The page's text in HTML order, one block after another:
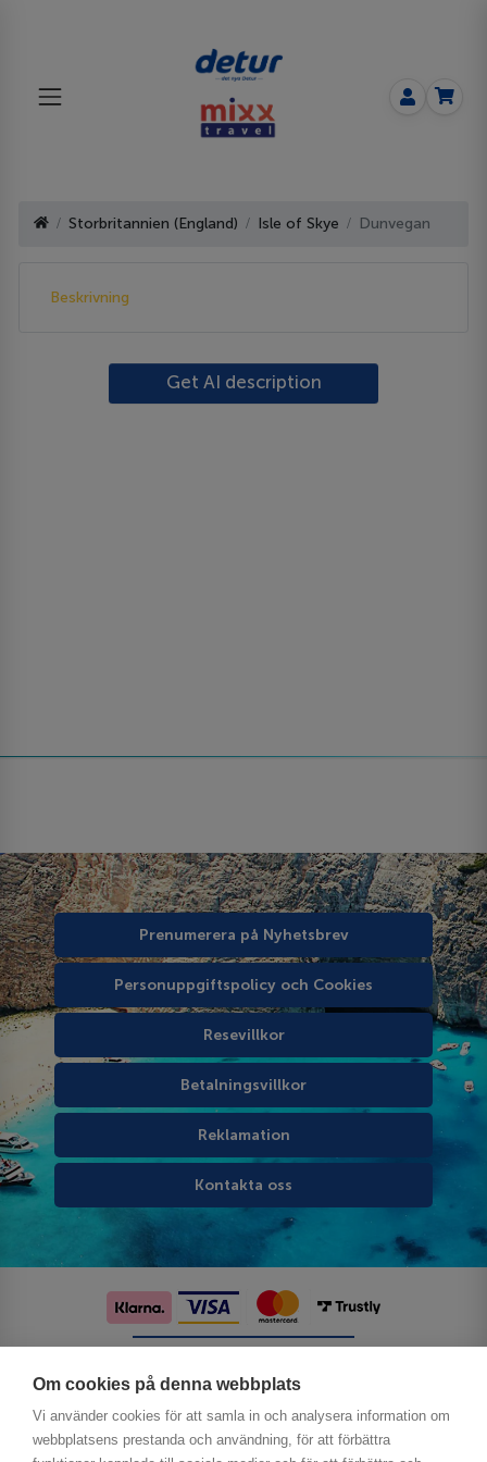
Om cookies på denna webbplats
Vi använder cookies för att samla in och analysera information om
webbplatsens prestanda och användning, för att förbättra
Storbritannien (England) Isle of Skye Dunvegan
Beskrivning
Get AI description
Prenumerera på Nyhetsbrev
Personuppgiftspolicy och Cookies
Resevillkor
Betalningsvillkor
Reklamation
Kontakta oss
Följ oss på sociala medier